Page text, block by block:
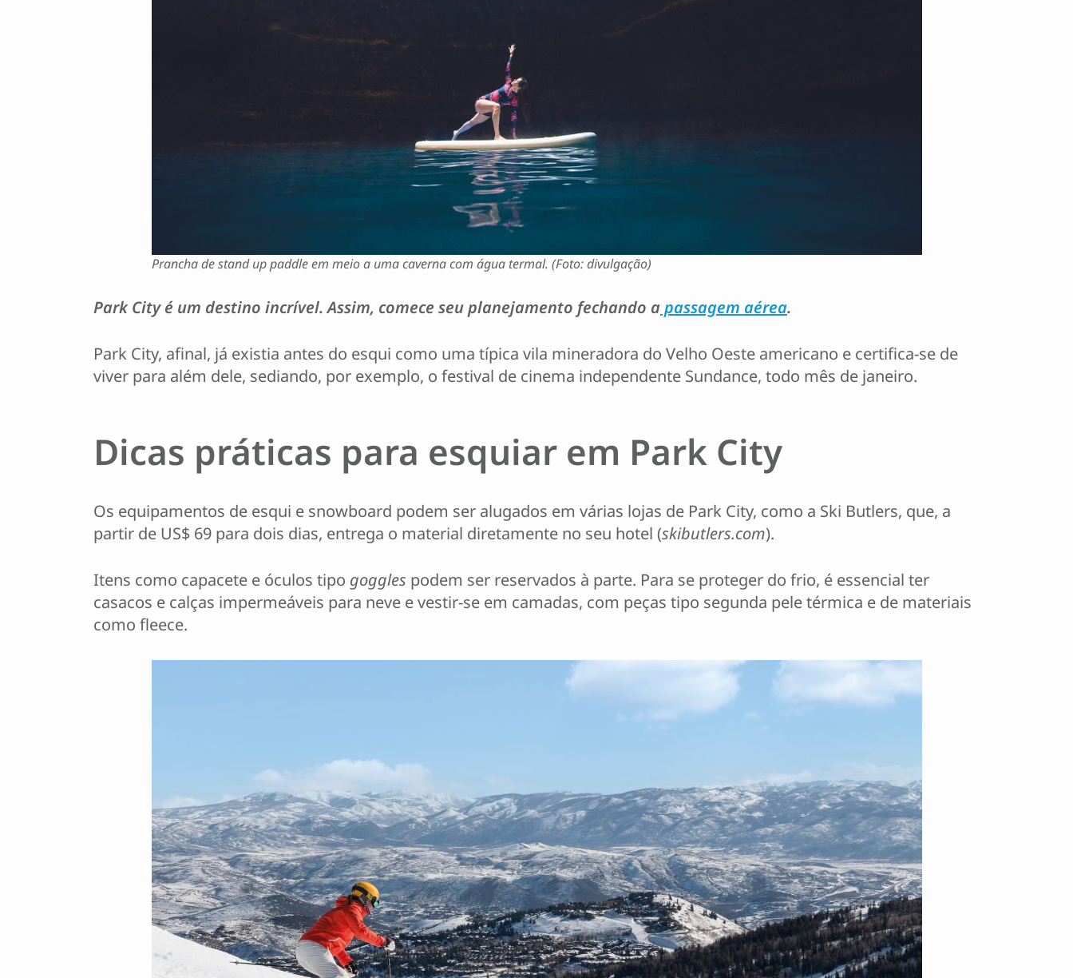
Prancha de stand up paddle em meio a uma caverna com água termal. (Foto: divulgação)
Park City é um destino incrível. Assim, comece seu planejamento fechando apassagem aérea.
Park City, afinal, já existia antes do esqui como uma típica vila mineradora do Velho Oeste americano e certifica-se de
viver para além dele, sediando, por exemplo, o festival de cinema independente Sundance, todo mês de janeiro.
Dicas práticas para esquiar em Park City
Os equipamentos de esqui e snowboard podem ser alugados em várias lojas de Park City, como a Ski Butlers, que, a
partir de US$ 69 para dois dias, entrega o material diretamente no seu hotel (skibutlers.com).
Itens como capacete e óculos tipo goggles podem ser reservados à parte. Para se proteger do frio, é essencial ter
casacos e calças impermeáveis para neve e vestir-se em camadas, com peças tipo segunda pele térmica e de materiais
como fleece.